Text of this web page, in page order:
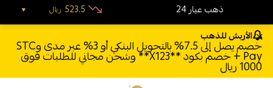
الأربش للذهب
خصم يصل إلى 7.5% بالتحويل البنكي أو 3% عبر مدى وSTC
Pay + خصم بكود **X123** وشحن مجاني للطلبات فوق
1000 ريال
24 ذهب عيار ريال 523.5